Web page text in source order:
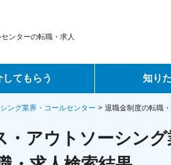
ンターの転職・求人
てもらう 知り
転職ノウハウ
データで見る転
ング業界・コールセンター 退職金制度の転職
・アウトソーシン